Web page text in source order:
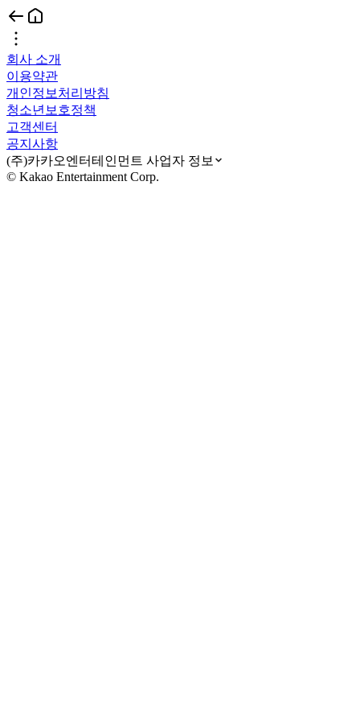
회사 소개
이용약관
개인정보처리방침
청소년보호정책
고객센터
공지사항
(주)카카오엔터테인먼트 사업자 정보
© Kakao Entertainment Corp.